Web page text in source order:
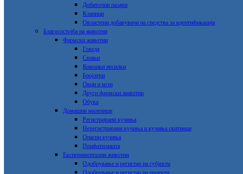
Добиточни пазари
Кланици
Овластени добавувачи на средства за идентификација
Благосостојба на животни
Фармски животни
Говеда
Свињи
Кокошки несилки
Бројлери
Овци и кози
Други фармски животни
Обука
Домашни миленици
Регистрирани кучиња
Нерегистрирани кучиња и кучиња скитници
Опасни кучиња
Прифатилишта
Експериментални животни
Одобрување и регистар на субјекти
Одобрување и регистар на проекти